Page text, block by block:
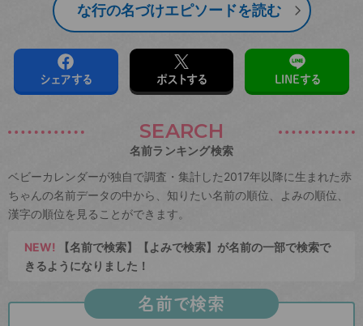
な行の名づけエピソードを読む
シェアする ポストする LINEする
SEARCH
名前ランキング検索
ベビーカレンダーが独自で調査・集計した2017年以降に生まれた赤
ちゃんの名前データの中から、知りたい名前の順位、よみの順位、
漢字の順位を見ることができます。
NEW! 【名前で検索】【よみで検索】が名前の一部で検索で
きるようになりました！
名前で検索